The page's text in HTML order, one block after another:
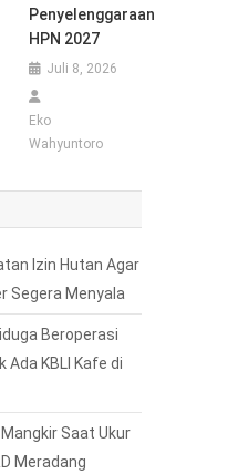
Penyelenggaraan
HPN 2027
Juli 8, 2026
Eko
Wahyuntoro
Izin Hutan Agar
Segera Menyala
Beroperasi
Ada KBLI Kafe di
Saat Ukur
Meradang